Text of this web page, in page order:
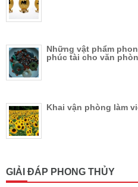
Những vật phẩm
phúc tài cho văn
Khai vận phòng làm
GIẢI ĐÁP PHONG THỦY